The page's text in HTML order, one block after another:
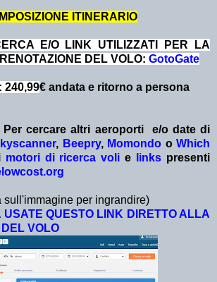
ITINERARIO
E/O LINK UTILIZZATI PER LA
DEL VOLO: GotoGate
240,99€ andata e ritorno a persona
Per cercare altri aeroporti e/o date di
, Beepry, Momondo o Which
motori di ricerca voli e links presenti
sull'immagine per ingrandire)
USATE QUESTO LINK DIRETTO ALLA
VOLO